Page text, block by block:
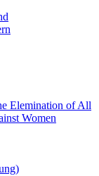
Elemination of All
Women